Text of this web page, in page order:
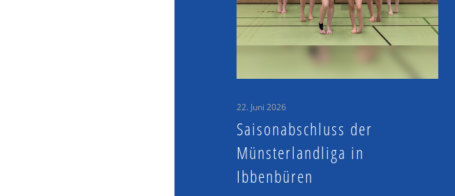
22. Juni 2026
Saisonabschluss der
Münsterlandliga in
Ibbenbüren